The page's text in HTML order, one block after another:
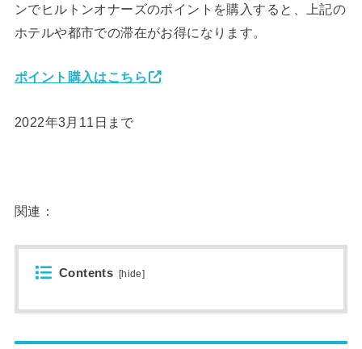
ンでヒルトンオナーズのポイントを購入すると、上記の
ホテルや都市での滞在がお得になります。
ポイント購入はこちら
2022年3月11日まで
関連：
Contents [hide]